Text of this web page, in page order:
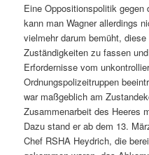
Eine Oppositionspolitik
kann man Wagner allerdings
vielmehr darum bemüht,
Zuständigkeiten zu fassen
Erfordernisse vom
Ordnungspolizeitruppen
war maßgeblich am
Zusammenarbeit des Heeres
Dazu stand er ab dem 13.
Chef RSHA Heydrich, die